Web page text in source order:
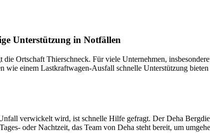
Unterstützung in Notfällen
Ortschaft Thierschneck. Für viele Unternehmen,
wie einem Lastkraftwagen-Ausfall schnelle Unterstützung
verwickelt wird, ist schnelle Hilfe gefragt. Der Deha
oder Nachtzeit, das Team von Deha steht bereit, um